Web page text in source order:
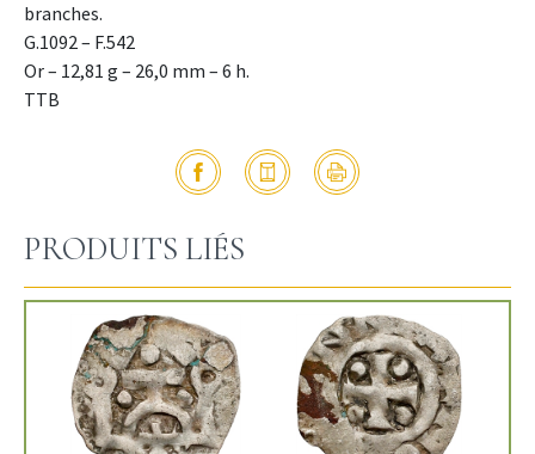
branches.
G.1092 – F.542
Or – 12,81 g – 26,0 mm – 6 h.
TTB
PRODUITS LIÉS